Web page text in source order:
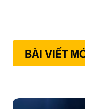
BÀI VIẾT